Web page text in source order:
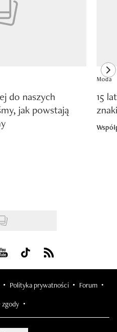
do naszych
jak powstają
Moda
15
Instagram
us on Youtube
Visit us on Tiktok
Visit us on Rss
Polityka prywatności Forum
zgody